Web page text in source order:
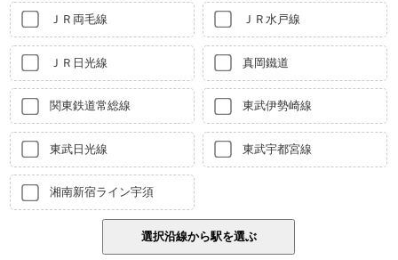
ＪＲ両毛線 ＪＲ水戸線
ＪＲ日光線 真岡鐵道
関東鉄道常総線 東武伊勢崎線
東武日光線 東武宇都宮線
湘南新宿ライン宇須